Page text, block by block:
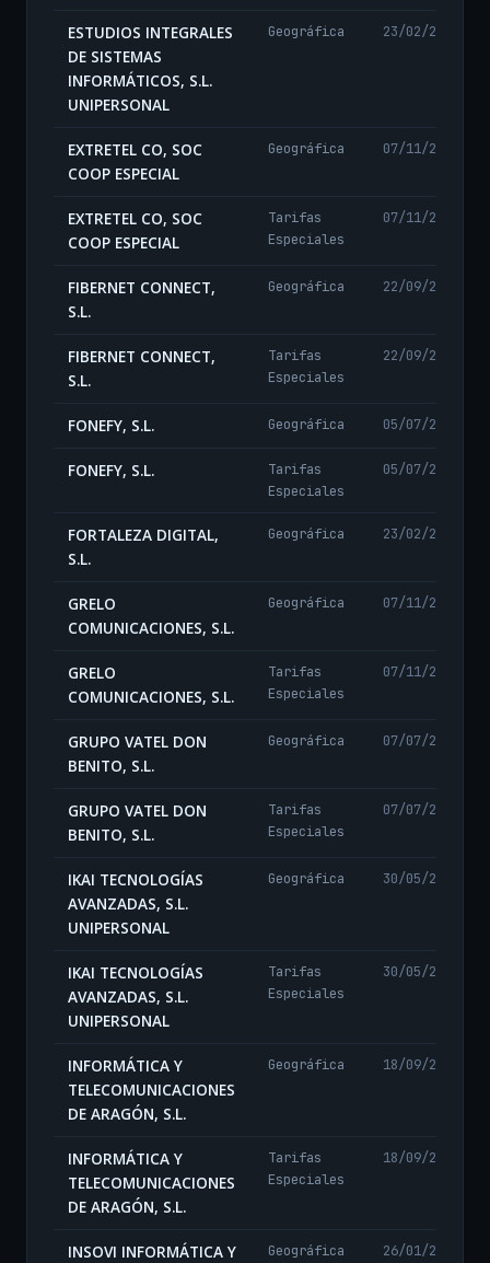
ESTUDIOS INTEGRALES
DE SISTEMAS
INFORMÁTICOS, S.L.
UNIPERSONAL
Geográfica 23/02/2024
EXTRETEL CO, SOC
COOP ESPECIAL
Geográfica 07/11/2024
EXTRETEL CO, SOC
COOP ESPECIAL
Tarifas
Especiales
07/11/2024
FIBERNET CONNECT,
S.L.
Geográfica 22/09/2025
FIBERNET CONNECT,
S.L.
Tarifas
Especiales
22/09/2025
FONEFY, S.L. Geográfica 05/07/2024
FONEFY, S.L.
Tarifas
Especiales
05/07/2024
FORTALEZA DIGITAL,
S.L.
Geográfica 23/02/2024
GRELO
COMUNICACIONES, S.L.
Geográfica 07/11/2024
GRELO
COMUNICACIONES, S.L.
Tarifas
Especiales
07/11/2024
GRUPO VATEL DON
BENITO, S.L.
Geográfica 07/07/2026
GRUPO VATEL DON
BENITO, S.L.
Tarifas
Especiales
07/07/2026
IKAI TECNOLOGÍAS
AVANZADAS, S.L.
UNIPERSONAL
Geográfica 30/05/2025
IKAI TECNOLOGÍAS
AVANZADAS, S.L.
UNIPERSONAL
Tarifas
Especiales
30/05/2025
INFORMÁTICA Y
TELECOMUNICACIONES
DE ARAGÓN, S.L.
Geográfica 18/09/2025
INFORMÁTICA Y
TELECOMUNICACIONES
DE ARAGÓN, S.L.
Tarifas
Especiales
18/09/2025
INSOVI INFORMÁTICA Y Geográfica 26/01/2026